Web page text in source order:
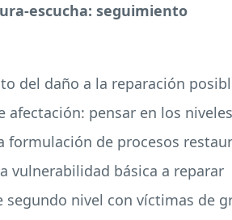
escucha: seguimiento
del daño a la reparación
afectación: pensar en los
formulación de procesos
vulnerabilidad básica a reparar
segundo nivel con víctimas de